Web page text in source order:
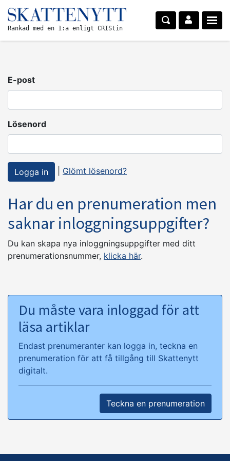
Rankad med en 1:a enligt CRIStin
E-post
Lösenord
Glömt lösenord?
Har du en prenumeration men
saknar inloggningsuppgifter?
Du kan skapa nya inloggningsuppgifter med ditt
prenumerationsnummer, klicka här.
Du måste vara inloggad för att
läsa artiklar
Endast prenumeranter kan logga in, teckna en
prenumeration för att få tillgång till Skattenytt
digitalt.
Teckna en prenumeration